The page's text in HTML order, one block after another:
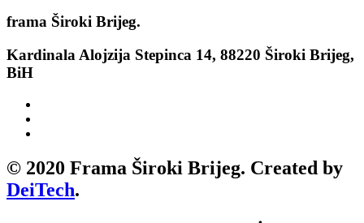
frama Široki Brijeg.
Kardinala Alojzija Stepinca 14, 88220 Široki Brijeg,
BiH
© 2020 Frama Široki Brijeg. Created by
DeiTech.